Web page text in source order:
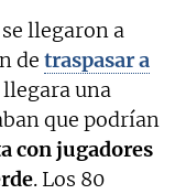
llegaron a
de traspasar a
llegara una
que podrían
con jugadores
. Los 80